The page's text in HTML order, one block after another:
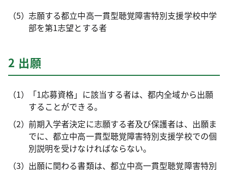
志願する都立中高一貫型聴覚障害特別支援学校中学
部を第1志望とする者
2 出願
「1応募資格」に該当する者は、都内全域から出願
することができる。
前期入学者決定に志願する者及び保護者は、出願ま
でに、都立中高一貫型聴覚障害特別支援学校での個
別説明を受けなければならない。
出願に関わる書類は、都立中高一貫型聴覚障害特別